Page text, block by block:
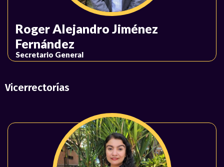
Roger Alejandro Jiménez
Fernández
Secretario General
Vicerrectorías